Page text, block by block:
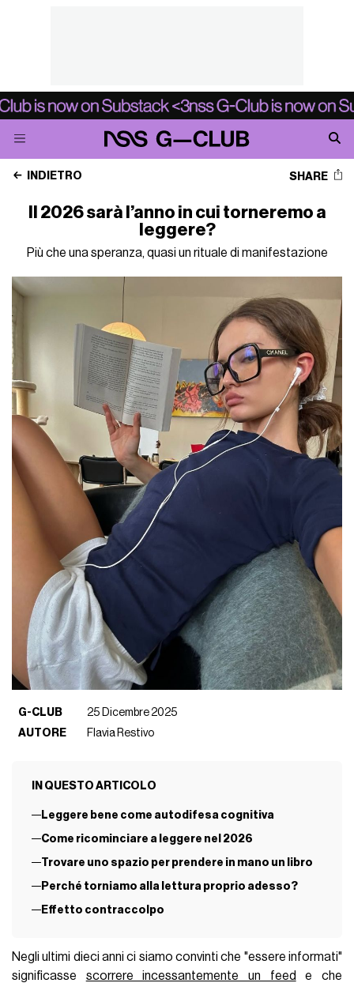
INDIETRO SHARE
Il 2026 sarà l’anno in cui torneremo a
leggere?
Più che una speranza, quasi un rituale di manifestazione
G-CLUB
25 Dicembre 2025
AUTORE
Flavia Restivo
IN QUESTO ARTICOLO
Leggere bene come autodifesa cognitiva
Come ricominciare a leggere nel 2026
Trovare uno spazio per prendere in mano un libro
Perché torniamo alla lettura proprio adesso?
Effetto contraccolpo
Negli ultimi dieci anni ci siamo convinti che "essere informati"
significasse scorrere incessantemente un feed
e che